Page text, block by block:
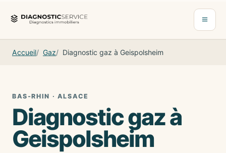
Ouvrir
Accueil Gaz Diagnostic gaz à Geispolsheim
BAS-RHIN · ALSACE
Diagnostic gaz à
Geispolsheim